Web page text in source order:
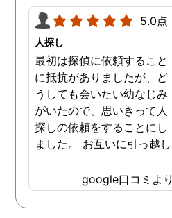
5.0点
人探し
最初は探偵に依頼すること
に抵抗がありましたが、ど
うしても会いたい幼なじみ
がいたので、思いきって人
探しの依頼をすることにし
ました。 お互いに引っ越し
いる情報も少なかったの
で、難しいかなと思ってい
たのですが、見事に探して
google口コミより